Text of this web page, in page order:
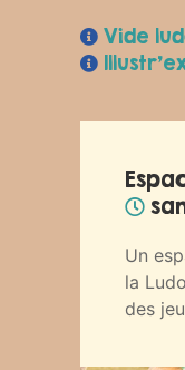
Vide
Un
la
des